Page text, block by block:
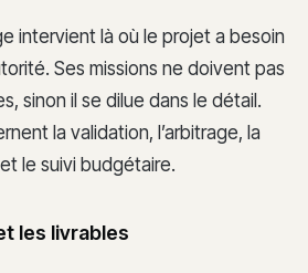
intervient là où le projet a besoin
Ses missions ne doivent pas
sinon il se dilue dans le détail.
la validation, l’arbitrage, la
le suivi budgétaire.
les livrables